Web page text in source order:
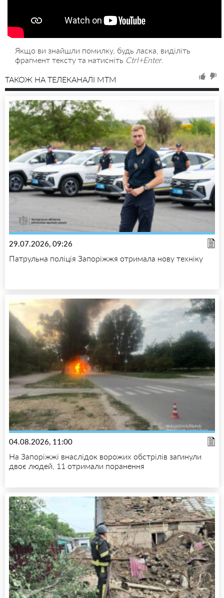
Якщо ви знайшли помилку, будь ласка, виділіть
фрагмент тексту та натисніть Ctrl+Enter.
ТАКОЖ НА ТЕЛЕКАНАЛІ MTM
29.07.2026, 09:26
Патрульна поліція Запоріжжя отримала нову техніку
04.08.2026, 11:00
На Запоріжжі внаслідок ворожих обстрілів загинули
двоє людей, 11 отримали поранення